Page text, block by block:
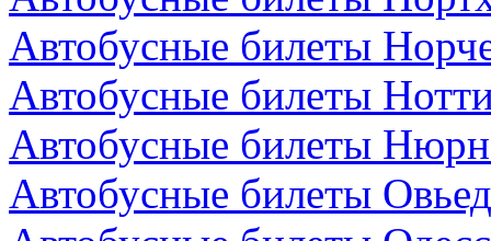
Автобусные билеты
Автобусные билеты
Автобусные билеты
Автобусные билеты